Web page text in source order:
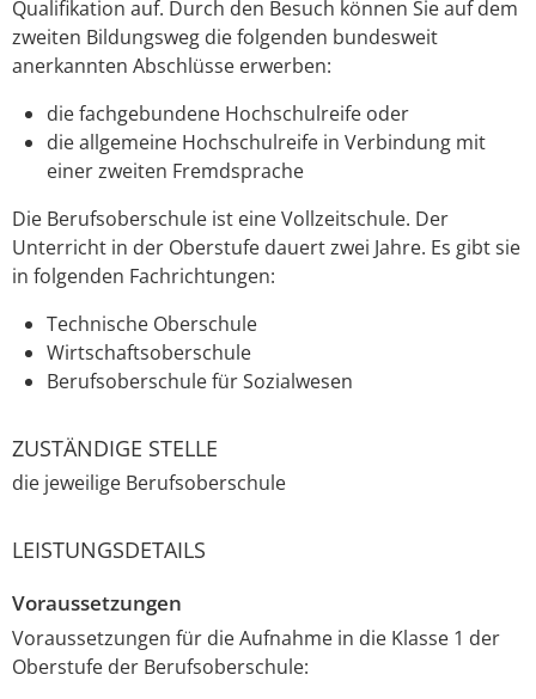
Qualifikation auf. Durch den Besuch können Sie auf dem
zweiten Bildungsweg die folgenden bundesweit
anerkannten Abschlüsse erwerben:
die fachgebundene Hochschulreife oder
die allgemeine Hochschulreife in Verbindung mit
einer zweiten Fremdsprache
Die Berufsoberschule ist eine Vollzeitschule. Der
Unterricht in der Oberstufe dauert zwei Jahre. Es gibt sie
in folgenden Fachrichtungen:
Technische Oberschule
Wirtschaftsoberschule
Berufsoberschule für Sozialwesen
ZUSTÄNDIGE STELLE
die jeweilige Berufsoberschule
LEISTUNGSDETAILS
Voraussetzungen
Voraussetzungen für die Aufnahme in die Klasse 1 der
Oberstufe der Berufsoberschule: